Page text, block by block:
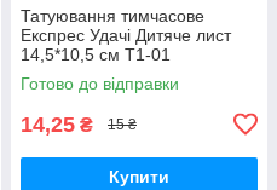
Татуювання тимчасове
Експрес Удачі Дитяче лист
14,5*10,5 см Т1-01
Готово до відправки
14,25 ₴ 15 ₴
Купити